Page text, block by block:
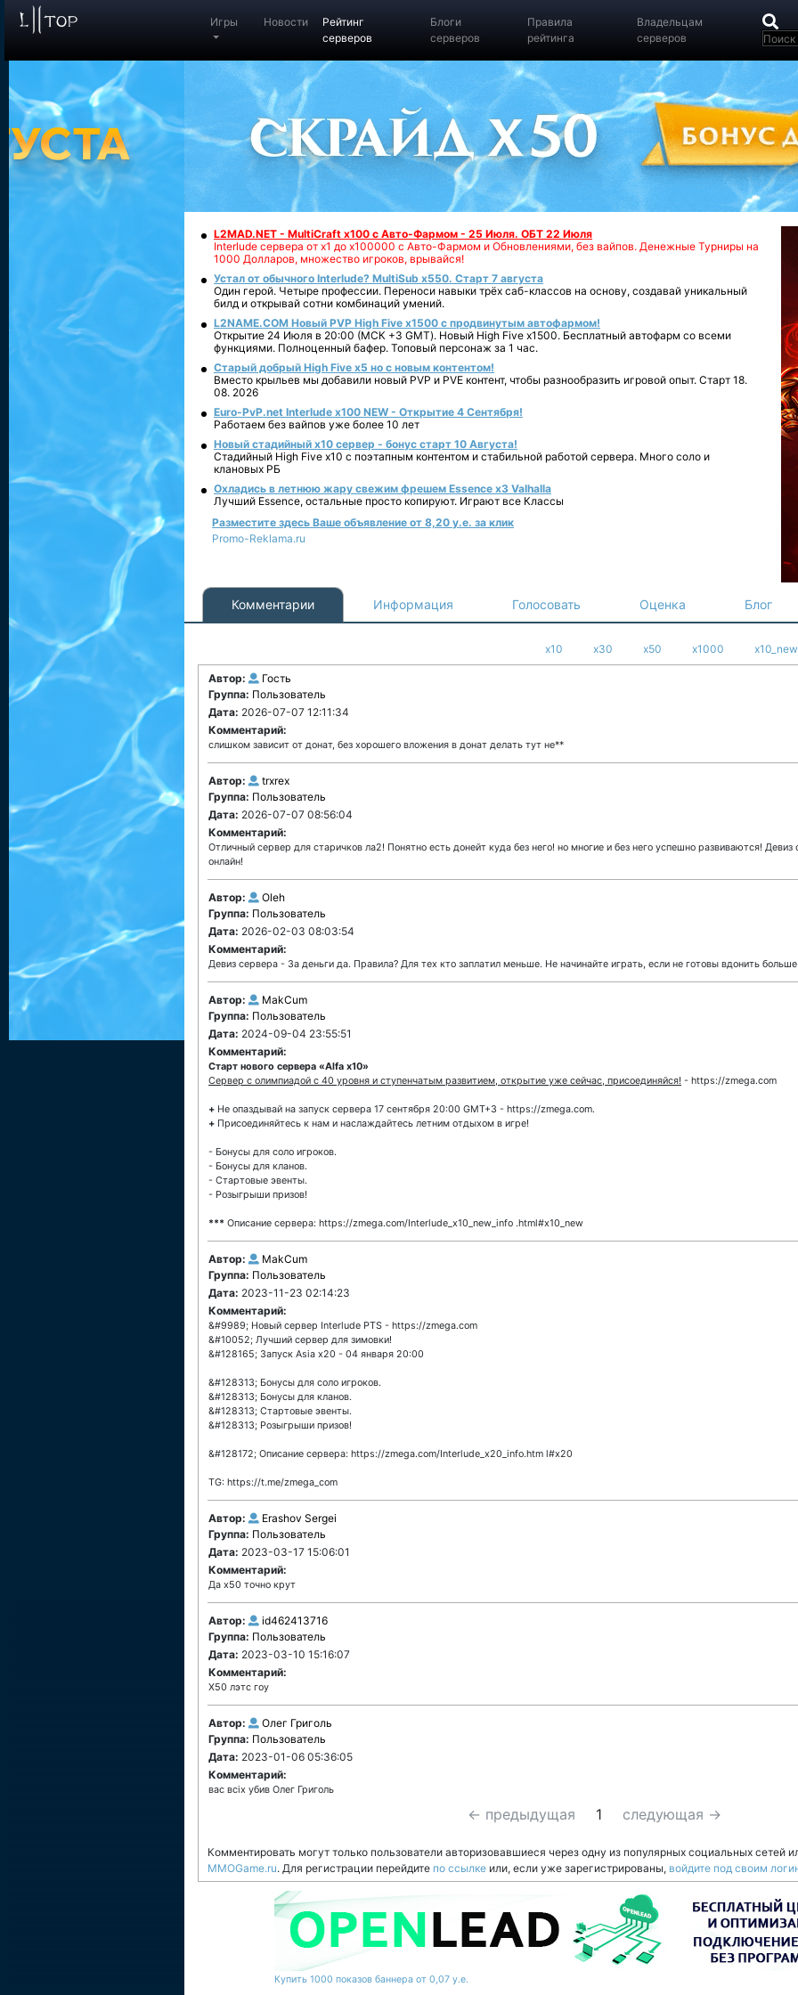
Игры Новости
Рейтинг
серверов
Блоги
серверов
Правила
рейтинга
Владельцам
серверов
L2MAD.NET - MultiCraft x100 с Авто-Фармом - 25 Июля. ОБТ 22 Июля
Interlude сервера от х1 до х100000 с Авто-Фармом и Обновлениями, без вайпов. Денежные Турниры на
1000 Долларов, множество игроков, врывайся!
Устал от обычного Interlude? MultiSub x550. Старт 7 августа
Один герой. Четыре профессии. Переноси навыки трёх саб-классов на основу, создавай уникальный
билд и открывай сотни комбинаций умений.
L2NAME.COM Новый PVP High Five x1500 с продвинутым автофармом!
Открытие 24 Июля в 20:00 (МСК +3 GMT). Новый High Five x1500. Бесплатный автофарм со всеми
функциями. Полноценный бафер. Топовый персонаж за 1 час.
Старый добрый High Five x5 но с новым контентом!
Вместо крыльев мы добавили новый PVP и PVE контент, чтобы разнообразить игровой опыт. Старт 18.
08. 2026
Euro-PvP.net Interlude х100 NEW - Открытие 4 Сентября!
Работаем без вайпов уже более 10 лет
Новый стадийный х10 сервер - бонус старт 10 Августа!
Стадийный High Five x10 с поэтапным контентом и стабильной работой сервера. Много соло и
клановых РБ
Охладись в летнюю жару свежим фрешем Essence x3 Valhalla
Лучший Essence, остальные просто копируют. Играют все Классы
Разместите здесь Ваше объявление от 8,20 у.е. за клик
Promo-Reklama.ru
Комментарии Информация Голосовать Оценка Блог
x10 x30 x50 x1000 x10_new
Автор:
Гость
Группа: Пользователь
Дата: 2026-07-07 12:11:34
Комментарий:
слишком зависит от донат, без хорошего вложения в донат делать тут не**
Автор:
trxrex
Группа: Пользователь
Дата: 2026-07-07 08:56:04
Комментарий:
Отличный сервер для старичков ла2! Понятно есть донейт куда без него! но многие и без него успешно развиваются!
онлайн!
Автор:
Oleh
Группа: Пользователь
Дата: 2026-02-03 08:03:54
Комментарий:
Девиз сервера - За деньги да. Правила? Для тех кто заплатил меньше. Не начинайте играть, если не готовы вдонить больше
Автор:
MakCum
Группа: Пользователь
Дата: 2024-09-04 23:55:51
Комментарий:
Старт нового сервера «Alfa x10»
Cервер с олимпиадой с 40 уровня и ступенчатым развитием, открытие уже сейчас, присоединяйся! - https://zmega.com
+ Не опаздывай на запуск сервера 17 сентября 20:00 GMT+3 - https://zmega.com.
+ Присоединяйтесь к нам и наслаждайтесь летним отдыхом в игре!
- Бонусы для соло игроков.
- Бонусы для кланов.
- Стартовые эвенты.
- Розыгрыши призов!
*** Описание сервера: https://zmega.com/Interlude_x10_new_info .html#x10_new
Автор:
MakCum
Группа: Пользователь
Дата: 2023-11-23 02:14:23
Комментарий:
&#9989; Новый сервер Interlude PTS - https://zmega.com
&#10052; Лучший сервер для зимовки!
&#128165; Запуск Asia x20 - 04 января 20:00
&#128313; Бонусы для соло игроков.
&#128313; Бонусы для кланов.
&#128313; Стартовые эвенты.
&#128313; Розыгрыши призов!
&#128172; Описание сервера: https://zmega.com/Interlude_x20_info.htm l#x20
TG: https://t.me/zmega_com
Автор:
Erashov Sergei
Группа: Пользователь
Дата: 2023-03-17 15:06:01
Комментарий:
Да х50 точно крут
Автор:
id462413716
Группа: Пользователь
Дата: 2023-03-10 15:16:07
Комментарий:
Х50 лэтс гоу
Автор:
Олег Григоль
Группа: Пользователь
Дата: 2023-01-06 05:36:05
Комментарий:
вас всіх убив Олег Григоль
← предыдущая 1 следующая →
Комментировать могут только пользователи авторизовавшиеся через одну из популярных социальных сетей
MMOGame.ru. Для регистрации перейдите по ссылке или, если уже зарегистрированы, войдите под своим
Купить 1000 показов баннера от 0,07 у.е.